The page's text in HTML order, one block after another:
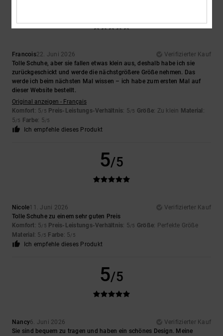
Francois22. Juni 2026
Verifizierter Kauf
Tolle Schuhe, aber sie fallen etwas klein aus, deshalb habe ich sie
zurückgeschickt und werde die nächstgrößere Größe nehmen. Das
werde ich beim nächsten Mal wissen – ich habe zum ersten Mal auf
dieser Website bestellt.
Original anzeigen - Français
Komfort: 5/5 Preis-Leistungs-Verhältnis: 5/5 Größe: Zu klein Material :
5/5 Farbe: 5/5
Ich empfehle dieses Produkt
5/5
Nicole11. Juni 2026
Verifizierter Kauf
Tolle Schuhe zu einem sehr guten Preis
Komfort: 5/5 Preis-Leistungs-Verhältnis: 5/5 Größe: Perfekte Größe
Material : 5 /5 Farbe: 5/5
Ich empfehle dieses Produkt
5/5
Nancy6. Juni 2026
Verifizierter Kauf
Sie sind bequem zu tragen und haben ein schönes Design. Meine